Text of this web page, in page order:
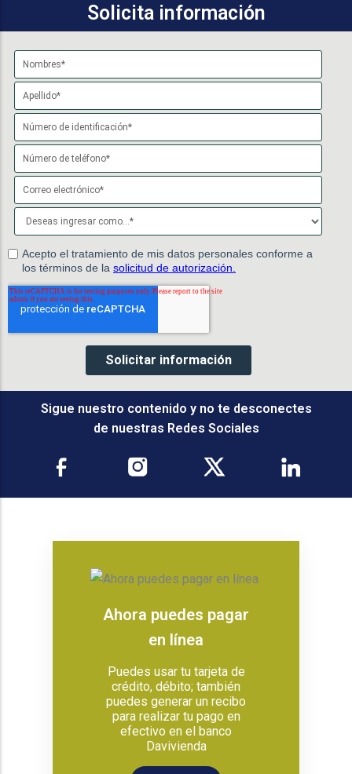
Solicita información
Sigue nuestro contenido y no te desconectes
de nuestras Redes Sociales
Ahora puedes pagar
en línea
Puedes usar tu tarjeta de
crédito, débito; también
puedes generar un recibo
para realizar tu pago en
efectivo en el banco
Davivienda